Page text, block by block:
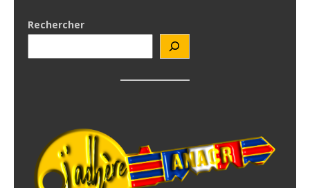
Rechercher